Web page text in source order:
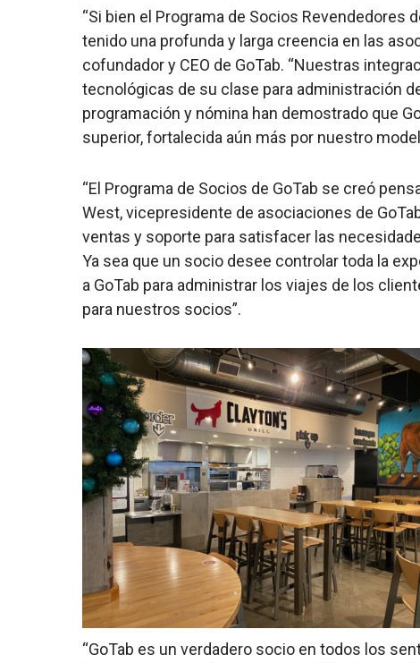
“Si bien el Programa de Socios Revendedores
tenido una profunda y larga creencia en las
cofundador y CEO de GoTab. “Nuestras
tecnológicas de su clase para administración
programación y nómina han demostrado que
superior, fortalecida aún más por nuestro
“El Programa de Socios de GoTab se creó
West, vicepresidente de asociaciones de
ventas y soporte para satisfacer las
Ya sea que un socio desee controlar toda la
a GoTab para administrar los viajes de los
para nuestros socios”.
“GoTab es un verdadero socio en todos los